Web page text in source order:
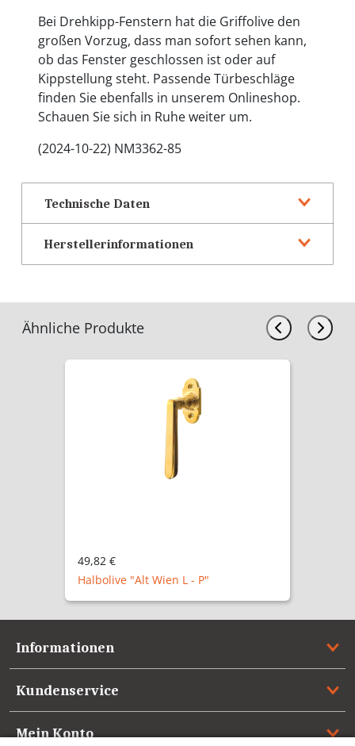
Bei Drehkipp-Fenstern hat die Griffolive den
großen Vorzug, dass man sofort sehen kann,
ob das Fenster geschlossen ist oder auf
Kippstellung steht. Passende Türbeschläge
finden Sie ebenfalls in unserem Onlineshop.
Schauen Sie sich in Ruhe weiter um.
(2024-10-22) NM3362-85
Technische Daten
Herstellerinformationen
Ähnliche Produkte
49,82 €
Halbolive "Alt Wien L - P"
Informationen
Kundenservice
Mein Konto